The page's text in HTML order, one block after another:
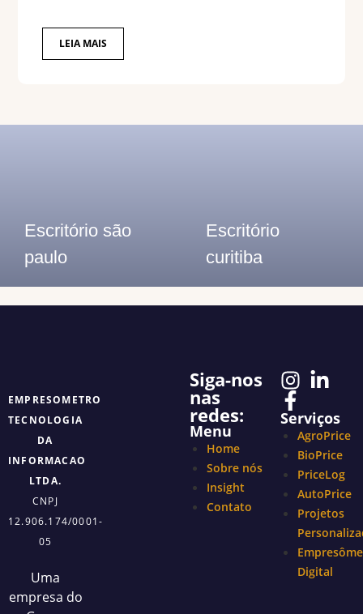
LEIA MAIS
Escritório são
paulo
Escritório
curitiba
EMPRESOMETRO
TECNOLOGIA
DA
INFORMACAO
LTDA.
CNPJ
12.906.174/0001-
05
Uma
empresa do
Siga-nos
nas
redes:
Menu
Home
Sobre nós
Insight
Contato
Serviços
AgroPrice
BioPrice
PriceLog
AutoPrice
Projetos
Digital